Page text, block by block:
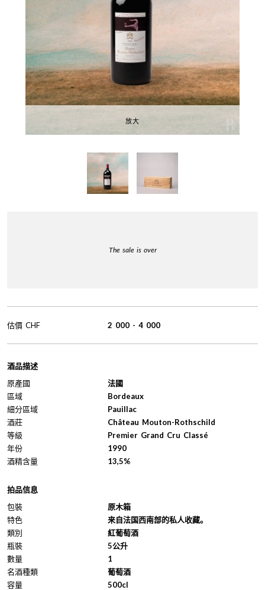
放大
The sale is over
酒品描述
原產國
法國
區域
Bordeaux
細分區域
Pauillac
酒莊
Château Mouton-Rothschild
等級
Premier Grand Cru Classé
年份
1990
酒精含量
13,5%
拍品信息
包裝
原木箱
特色
来自法国西南部的私人收藏。
類別
紅葡萄酒
瓶裝
5公升
數量
1
名酒種類
葡萄酒
容量
500cl
估價 CHF 2 000 - 4 000